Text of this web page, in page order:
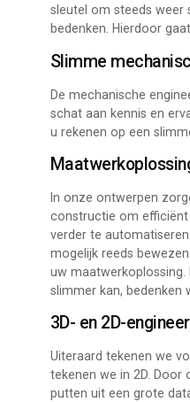
sleutel om steeds weer
bedenken. Hierdoor
Slimme
De mechanische
schat aan kennis en
u rekenen op een
In onze ontwerpen
constructie om
verder te
mogelijk reeds
uw
slimmer kan, bedenken
3D- en 2D-
Uiteraard tekenen we
tekenen we in 2D. Door
putten uit een grote